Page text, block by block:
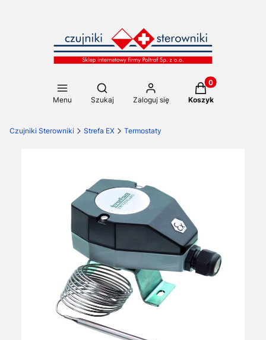
Menu
Otwórz wyszukiwarkę
Szukaj Zaloguj się
Produkty w
Koszyk
Czujniki Sterowniki Strefa EX Termostaty